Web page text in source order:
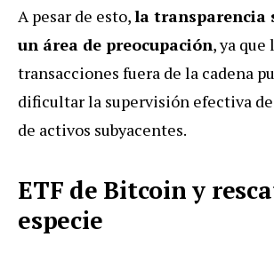
A pesar de esto,la transparencia
un área de preocupación, ya que
transacciones fuera de la cadena
dificultar la supervisión efectiva
de activos subyacentes.
ETF de Bitcoin y
especie